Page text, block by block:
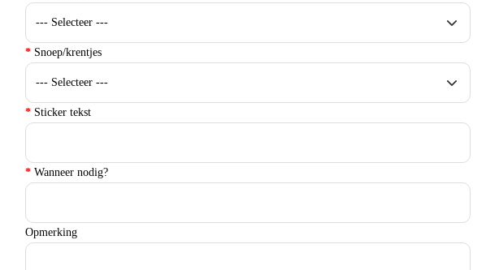
* Snoep/krentjes
* Sticker tekst
* Wanneer nodig?
Opmerking